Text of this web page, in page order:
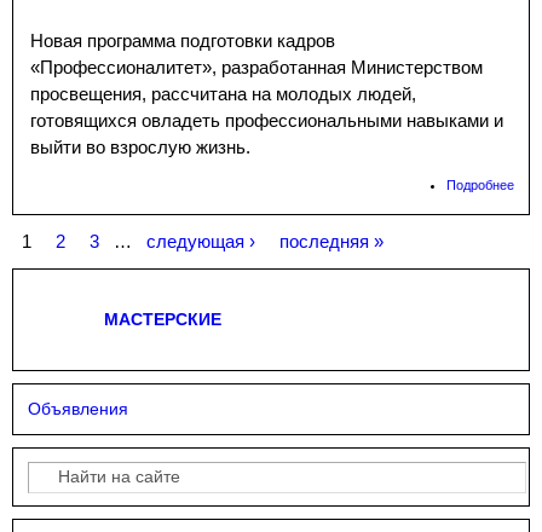
Новая программа подготовки кадров
«Профессионалитет», разработанная Министерством
просвещения, рассчитана на молодых людей,
готовящихся овладеть профессиональными навыками и
выйти во взрослую жизнь.
Подробнее
Страницы
1 2 3 … следующая › последняя »
МАСТЕРСКИЕ
Объявления
Форма поиска
Поиск